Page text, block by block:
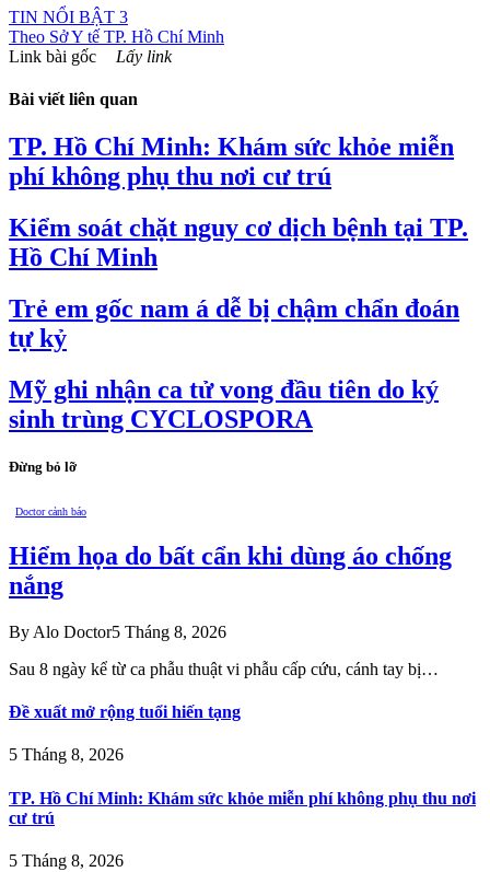
TIN NỔI BẬT 3
Theo Sở Y tế TP. Hồ Chí Minh
Link bài gốc
Lấy link
Bài viết liên quan
TP. Hồ Chí Minh: Khám sức khỏe miễn
phí không phụ thu nơi cư trú
Kiểm soát chặt nguy cơ dịch bệnh tại TP.
Hồ Chí Minh
Trẻ em gốc nam á dễ bị chậm chẩn đoán
tự kỷ
Mỹ ghi nhận ca tử vong đầu tiên do ký
sinh trùng CYCLOSPORA
Đừng bỏ lỡ
Doctor cảnh báo
Hiểm họa do bất cẩn khi dùng áo chống
nắng
By Alo Doctor5 Tháng 8, 2026
Sau 8 ngày kể từ ca phẫu thuật vi phẫu cấp cứu, cánh tay bị…
Đề xuất mở rộng tuổi hiến tạng
5 Tháng 8, 2026
TP. Hồ Chí Minh: Khám sức khỏe miễn phí không phụ thu nơi
cư trú
5 Tháng 8, 2026